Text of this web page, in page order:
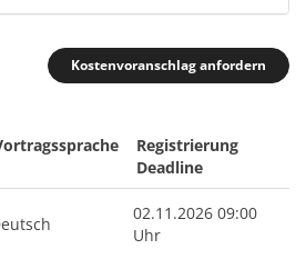
Kostenvoranschlag anfordern
Registrierung
Deadline
02.11.2026 09:00
Uhr